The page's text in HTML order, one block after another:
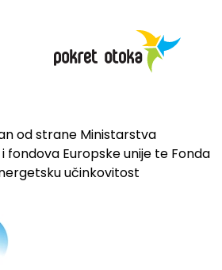
od strane Ministarstva
fondova Europske unije te Fonda
učinkovitost